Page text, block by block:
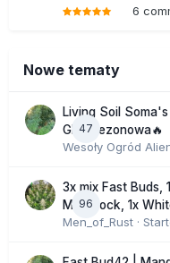
6
Nowe tematy
47
Living Soil
GHS sezonowa🔥
Wesoły Ogród
96
3x mix Fast Buds,
Moonrock, 1x
Men_of_Rust ·